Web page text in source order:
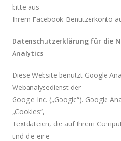
bitte aus
Ihrem Facebook-Benutzerkonto
Datenschutzerklärung für die
Analytics
Diese Website benutzt Google
Webanalysedienst der
Google Inc. („Google“). Google
„Cookies“,
Textdateien, die auf Ihrem
und die eine